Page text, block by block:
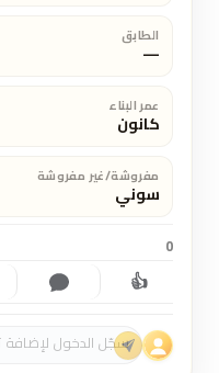
الطابق
—
عمر البناء
كانون
مفروشة/غير مفروشة
سوني
0
👍إعجاب (0) تعليق (0)